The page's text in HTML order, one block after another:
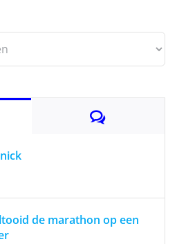
Reacties
de marathon op een